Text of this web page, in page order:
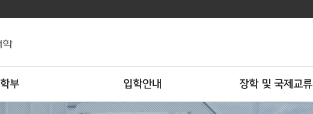
학부 입학안내 장학 및 국제교류